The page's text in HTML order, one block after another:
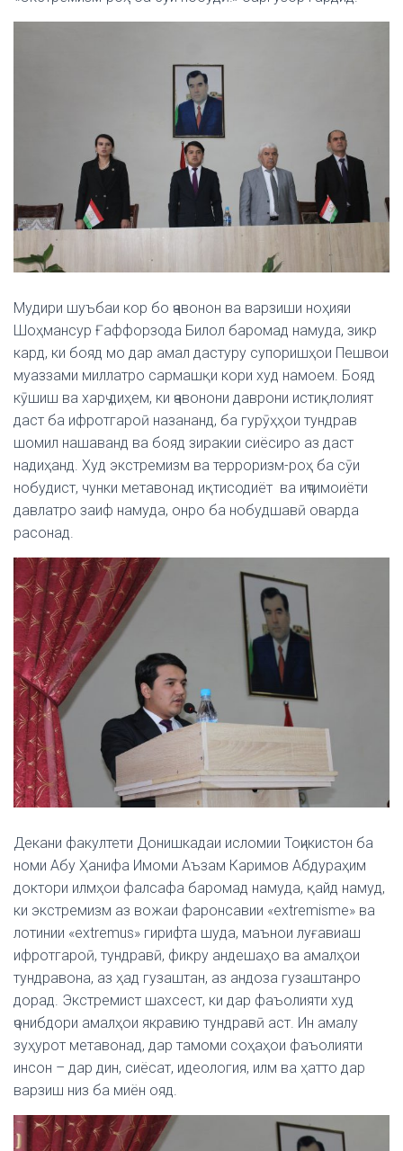
Мудири шуъбаи кор бо ҷавонон ва варзиши ноҳияи
Шоҳмансур Ғаффорзода Билол баромад намуда, зикр
кард, ки бояд мо дар амал дастуру супоришҳои Пешвои
муаззами миллатро сармашқи кори худ намоем. Бояд
кӯшиш ва харҷ диҳем, ки ҷавонони даврони истиқлолият
даст ба ифротгароӣ назананд, ба гурӯҳҳои тундрав
шомил нашаванд ва бояд зиракии сиёсиро аз даст
надиҳанд. Худ экстремизм ва терроризм-роҳ ба сӯи
нобудист, чунки метавонад иқтисодиёт ва иҷтимоиёти
давлатро заиф намуда, онро ба нобудшавӣ оварда
расонад.
Декани факултети Донишкадаи исломии Тоҷикистон ба
номи Абу Ҳанифа Имоми Аъзам Каримов Абдураҳим
доктори илмҳои фалсафа баромад намуда, қайд намуд,
ки экстремизм аз вожаи фаронсавии «ехtrеmismе» ва
лотинии «eхtrеmus» гирифта шуда, маънои луғавиаш
ифротгароӣ, тундравӣ, фикру андешаҳо ва амалҳои
тундравона, аз ҳад гузаштан, аз андоза гузаштанро
дорад. Экстремист шахсест, ки дар фаъолияти худ
ҷонибдори амалҳои якравию тундравӣ аст. Ин амалу
зуҳурот метавонад, дар тамоми соҳаҳои фаъолияти
инсон – дар дин, сиёсат, идеология, илм ва ҳатто дар
варзиш низ ба миён ояд.